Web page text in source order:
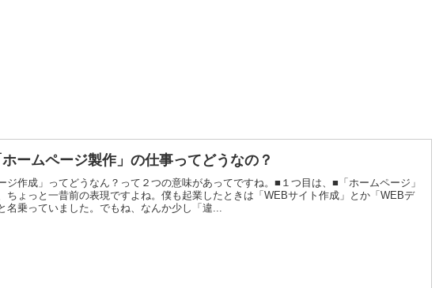
ームページ製作」の仕事ってどうなの？
ジ作成」ってどうなん？って２つの意味があってですね。■１つ目は、■「ホームページ」
ちょっと一昔前の表現ですよね。僕も起業したときは「WEBサイト作成」とか「WEBデ
名乗っていました。でもね、なんか少し「違...